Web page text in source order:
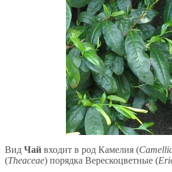
Вид Чай входит в род Камелия (
(Theaceae) порядка Верескоцветные (